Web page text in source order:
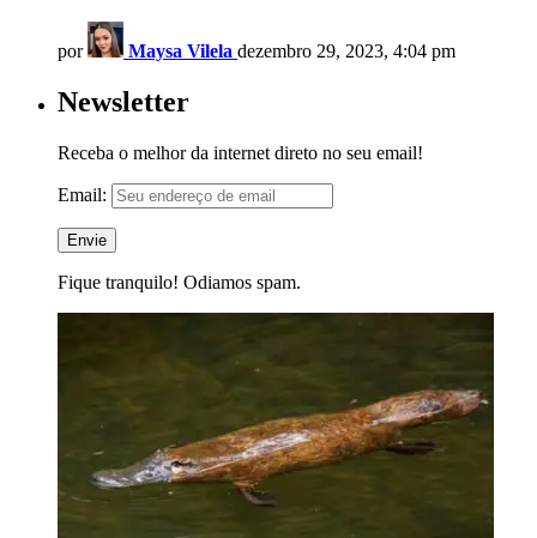
por Maysa Vilela dezembro 29, 2023, 4:04 pm
Newsletter
Receba o melhor da internet direto no seu email!
Email:
Fique tranquilo! Odiamos spam.